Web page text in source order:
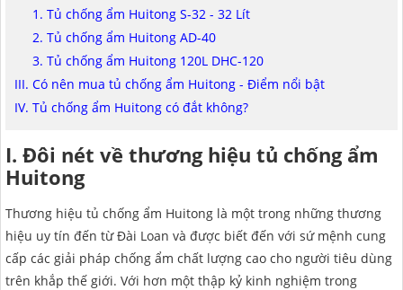
VĨNH PHÚC
HẢI DƯƠNG
NGHỆ AN
1. Tủ chống ẩm Huitong S-32 - 32 Lít
2. Tủ chống ẩm Huitong AD-40
3. Tủ chống ẩm Huitong 120L DHC-120
III. Có nên mua tủ chống ẩm Huitong - Điểm nổi bật
IV. Tủ chống ẩm Huitong có đắt không?
I. Đôi nét về thương hiệu tủ chống ẩm
Huitong
Thương hiệu tủ chống ẩm Huitong là một trong những thương
hiệu uy tín đến từ Đài Loan và được biết đến với sứ mệnh cung
cấp các giải pháp chống ẩm chất lượng cao cho người tiêu dùng
trên khắp thế giới. Với hơn một thập kỷ kinh nghiệm trong